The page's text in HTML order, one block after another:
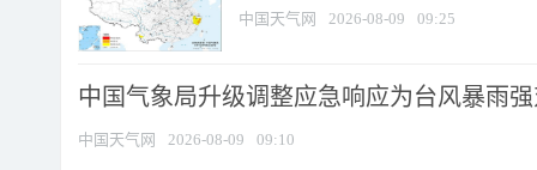
中国天气网 2026-08-09 09:25
中国气象局升级调整应急响应为台风暴雨
中国天气网 2026-08-09 09:10